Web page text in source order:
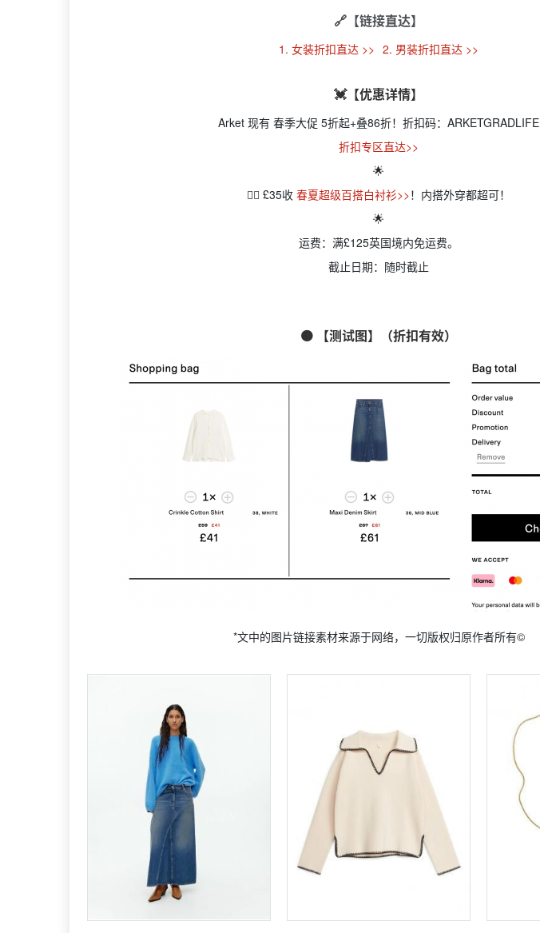
🔗【链接直达】
1. 女装折扣直达 >> 2. 男装折扣直达 >>
💓【优惠详情】
Arket 现有 春季大促 5折起+叠86折！折扣码：ARKETGRADLIFE
折扣专区直达>>
🌟
👉🏻 £35收春夏超级百搭白衬衫>>！内搭外穿都超可！
🌟
运费：满£125英国境内免运费。
截止日期：随时截止
🟠 【测试图】（折扣有效）
*文中的图片链接素材来源于网络，一切版权归原作者所有©